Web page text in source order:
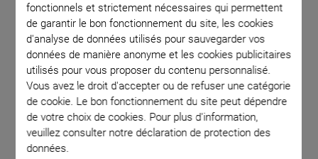
fonctionnels et strictement nécessaires qui permettent
de garantir le bon fonctionnement du site, les cookies
d'analyse de données utilisés pour sauvegarder vos
données de manière anonyme et les cookies publicitaires
utilisés pour vous proposer du contenu personnalisé.
Vous avez le droit d'accepter ou de refuser une catégorie
de cookie. Le bon fonctionnement du site peut dépendre
de votre choix de cookies. Pour plus d'information,
veuillez consulter notre déclaration de protection des
données.
various